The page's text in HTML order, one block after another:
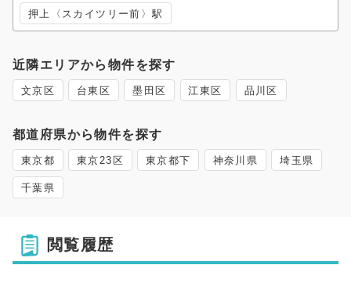
押上〈スカイツリー前〉駅
近隣エリアから物件を探す
文京区 台東区 墨田区 江東区 品川区
都道府県から物件を探す
東京都 東京23区 東京都下 神奈川県 埼玉県
千葉県
閲覧履歴